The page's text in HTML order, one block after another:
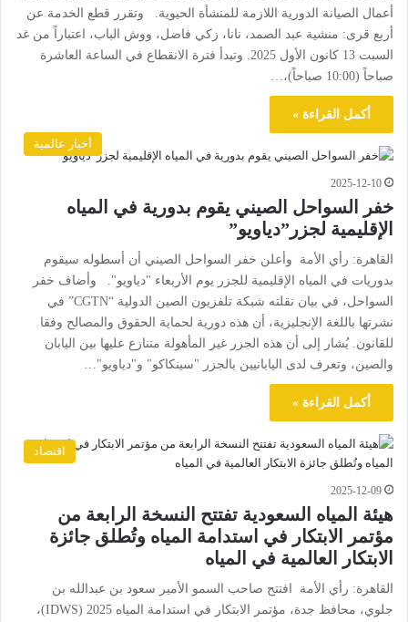
أعمال الصيانة الدورية اللازمة للمنشأة الحيوية. وتقرر قطع الخدمة عن
أربع قرى: منشية عبد الصمد، نانا، زكي فاضل، ووش الباب، اعتباراً من غد
السبت 13 كانون الأول 2025. وتبدأ فترة الانقطاع في الساعة العاشرة
صباحاً (10:00 صباحاً)،…
أكمل القراءة »
أخبار عالمية
2025-12-10
خفر السواحل الصيني يقوم بدورية في المياه
الإقليمية لجزر”دياويو”
القاهرة: رأي الأمة وأعلن خفر السواحل الصيني أن أسطوله سيقوم
بدوريات في المياه الإقليمية للجزر يوم الأربعاء "دياويو". وأضاف خفر
السواحل، في بيان نقلته شبكة تلفزيون الصين الدولية “CGTN” في
نشرتها باللغة الإنجليزية، أن هذه دورية لحماية الحقوق والمصالح وفقا
للقانون. يُشار إلى أن هذه الجزر غير المأهولة متنازع عليها بين اليابان
والصين، وتعرف لدى اليابانيين بالجزر "سينكاكو" و"دياويو"…
أكمل القراءة »
اقتصاد
2025-12-09
هيئة المياه السعودية تفتتح النسخة الرابعة من
مؤتمر الابتكار في استدامة المياه وتُطلق جائزة
الابتكار العالمية في المياه
القاهرة: رأي الأمة افتتح صاحب السمو الأمير سعود بن عبدالله بن
جلوي، محافظ جدة، مؤتمر الابتكار في استدامة المياه 2025 (IDWS)،